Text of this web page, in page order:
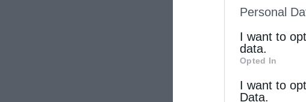
IAB’s List of
other third
Personal
I want to
data.
Opted In
I want to
Data.